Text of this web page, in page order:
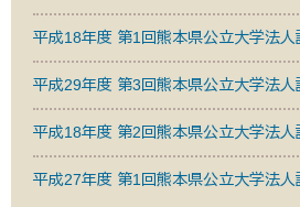
平成18年度 第1回熊本県公立大学法
平成29年度 第3回熊本県公立大学法
平成18年度 第2回熊本県公立大学法
平成27年度 第1回熊本県公立大学法